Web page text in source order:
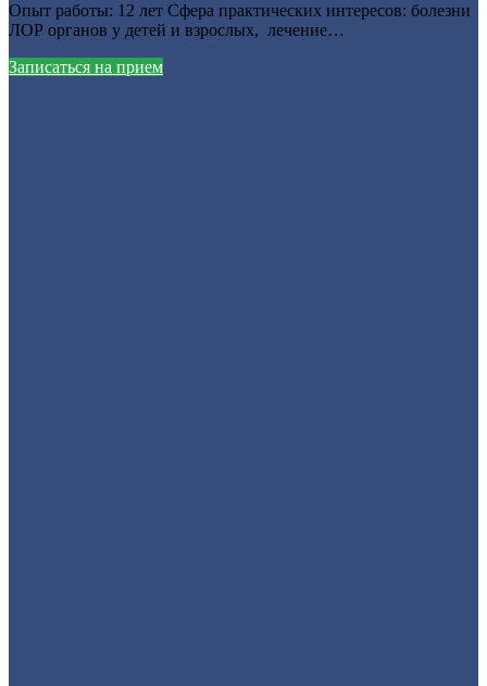
Опыт работы: 12 лет Сфера практических интересов: болезни
ЛОР органов у детей и взрослых, лечение…
Записаться на прием